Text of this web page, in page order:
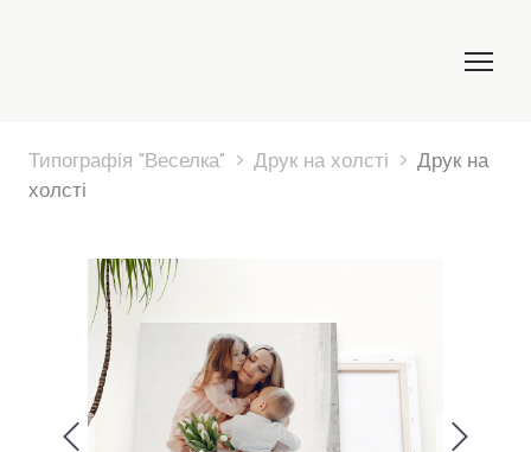
Типографія "Веселка" Друк на холсті
Друк на
холсті